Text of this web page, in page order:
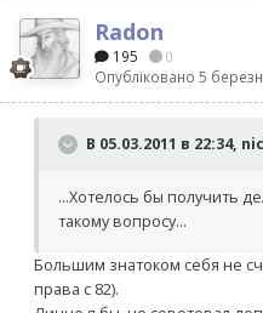
Radon
195 0
Опубліковано 5
В 05.03.2011 в 22:34,
...Хотелось бы получить
такому вопросу...
Большим знатоком себя не
права с 82).